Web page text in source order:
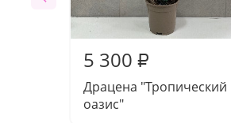
5 300 ₽
Драцена "Тропический
оазис"